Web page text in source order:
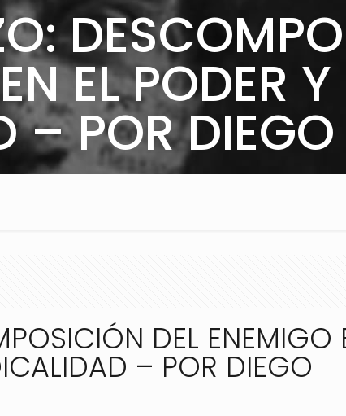
EL PODER
– POR
DEL ENEMIGO
– POR DIEGO